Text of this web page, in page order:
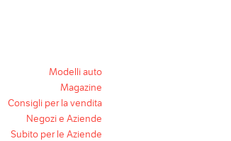
Modelli auto
Magazine
Consigli per la vendita
Negozi e Aziende
Subito per le Aziende